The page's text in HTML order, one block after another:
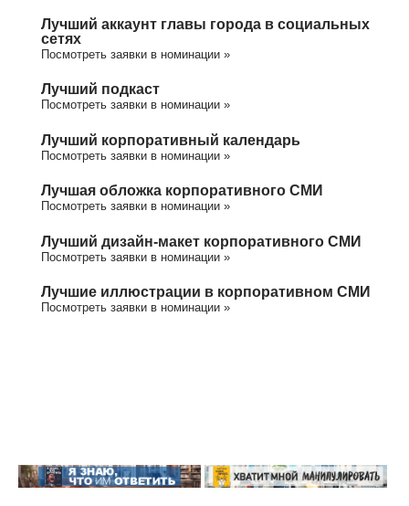
Лучший аккаунт главы города в социальных
сетях
Посмотреть заявки в номинации »
Лучший подкаст
Посмотреть заявки в номинации »
Лучший корпоративный календарь
Посмотреть заявки в номинации »
Лучшая обложка корпоративного СМИ
Посмотреть заявки в номинации »
Лучший дизайн-макет корпоративного СМИ
Посмотреть заявки в номинации »
Лучшие иллюстрации в корпоративном СМИ
Посмотреть заявки в номинации »